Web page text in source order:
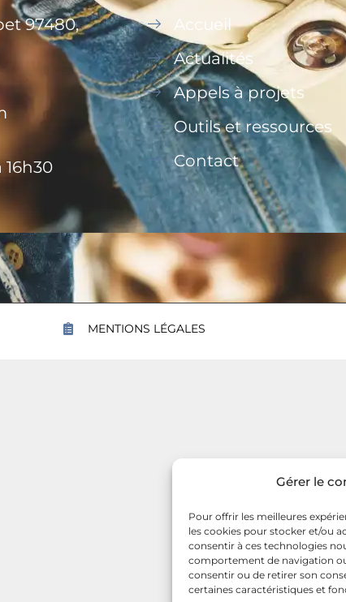
Gérer le
Pour offrir les meilleures
les cookies pour stocker et/ou
consentir à ces technologies
comportement de navigation
consentir ou de retirer son
certaines caractéristiques et
97480,
16h30
Accueil
Actualités
Appels à projets
Outils et ressources
Contact
MENTIONS LÉGALES